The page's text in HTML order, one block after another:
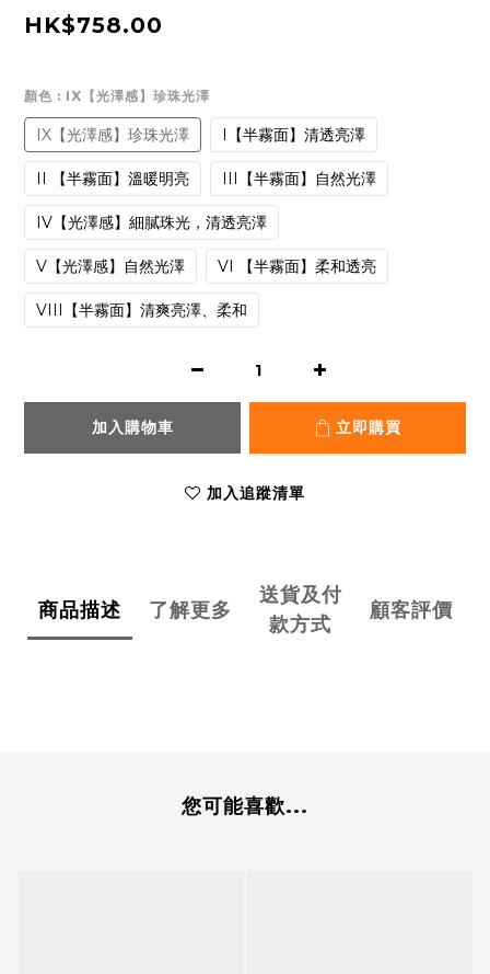
HK$758.00
顏色 : IX【光澤感】珍珠光澤
IX【光澤感】珍珠光澤 I【半霧面】清透亮澤
II 【半霧面】溫暖明亮 III【半霧面】自然光澤
IV【光澤感】細膩珠光，清透亮澤
V【光澤感】自然光澤 VI 【半霧面】柔和透亮
VIII【半霧面】清爽亮澤、柔和
加入購物車 立即購買
加入追蹤清單
商品描述 了解更多
送貨及付
款方式
顧客評價
您可能喜歡...